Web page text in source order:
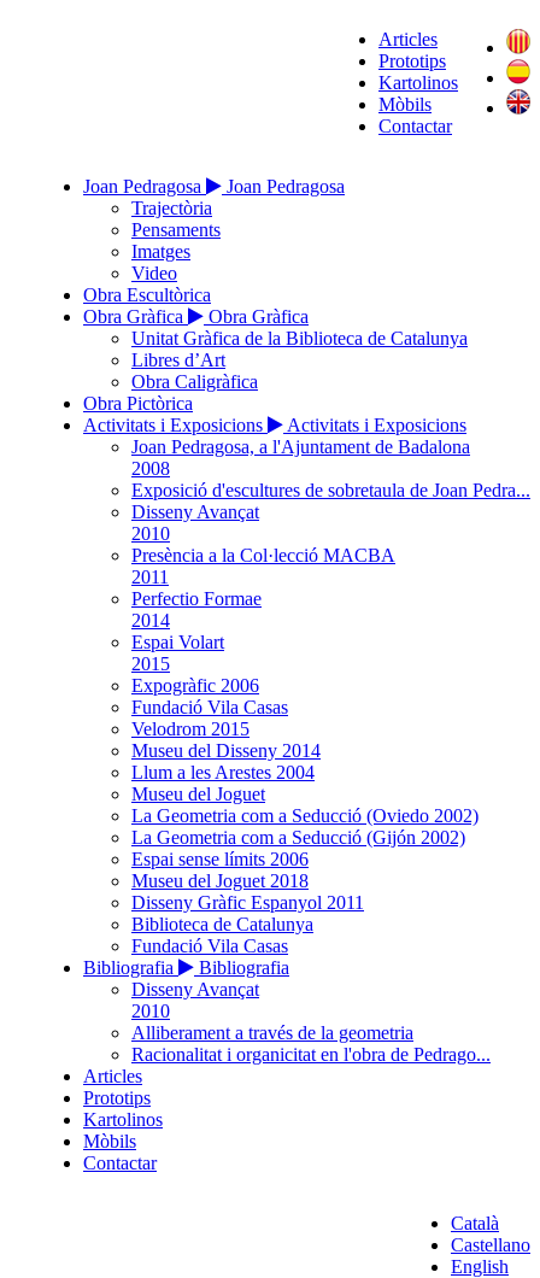
Articles
Prototips
Kartolinos
Mòbils
Contactar
Joan Pedragosa
Joan Pedragosa
Trajectòria
Pensaments
Imatges
Video
Obra Escultòrica
Obra Gràfica
Obra Gràfica
Unitat Gràfica de la Biblioteca de Catalunya
Libres d’Art
Obra Caligràfica
Obra Pictòrica
Activitats i Exposicions
Activitats i Exposicions
Joan Pedragosa, a l'Ajuntament de Badalona
2008
Exposició d'escultures de sobretaula de Joan Pedra...
Disseny Avançat
2010
Presència a la Col·lecció MACBA
2011
Perfectio Formae
2014
Espai Volart
2015
Expogràfic 2006
Fundació Vila Casas
Velodrom 2015
Museu del Disseny 2014
Llum a les Arestes 2004
Museu del Joguet
La Geometria com a Seducció (Oviedo 2002)
La Geometria com a Seducció (Gijón 2002)
Espai sense límits 2006
Museu del Joguet 2018
Disseny Gràfic Espanyol 2011
Biblioteca de Catalunya
Fundació Vila Casas
Bibliografia
Bibliografia
Disseny Avançat
2010
Alliberament a través de la geometria
Racionalitat i organicitat en l'obra de Pedrago...
Articles
Prototips
Kartolinos
Mòbils
Contactar
Català
Castellano
English